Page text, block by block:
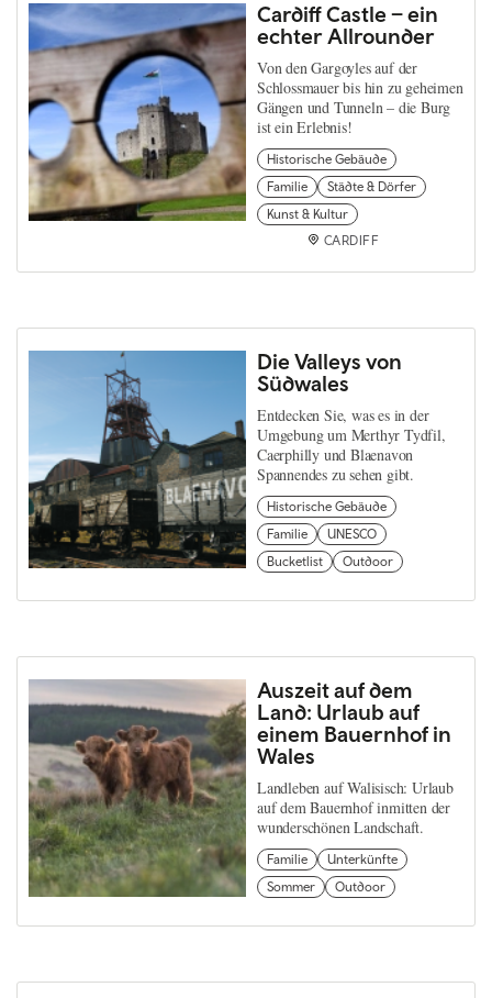
Cardiff Castle – ein
echter Allrounder
Von den Gargoyles auf der
Schlossmauer bis hin zu geheimen
Gängen und Tunneln – die Burg
ist ein Erlebnis!
Historische Gebäude
Familie
Städte & Dörfer
Kunst & Kultur
CARDIFF
Die Valleys von
Südwales
Entdecken Sie, was es in der
Umgebung um Merthyr Tydfil,
Caerphilly und Blaenavon
Spannendes zu sehen gibt.
Historische Gebäude
Familie
UNESCO
Bucketlist
Outdoor
Auszeit auf dem
Land: Urlaub auf
einem Bauernhof in
Wales
Landleben auf Walisisch: Urlaub
auf dem Bauernhof inmitten der
wunderschönen Landschaft.
Familie
Unterkünfte
Sommer
Outdoor